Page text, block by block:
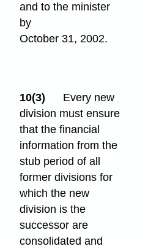
and to the minister
by
October 31, 2002.
10(3)
Every new
division must ensure
that the financial
information from the
stub period of all
former divisions for
which the new
division is the
successor are
consolidated and